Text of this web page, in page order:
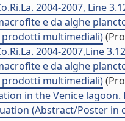
2004-2007, Line
e da alghe
prodotti multimediali)
2004-2007,Line
e da alghe
prodotti multimediali)
in the Venice
(Abstract/Poster in